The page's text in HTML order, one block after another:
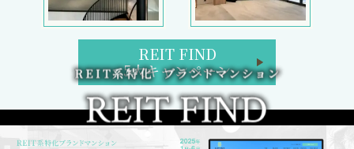
REIT FIND
5大キャンペーン